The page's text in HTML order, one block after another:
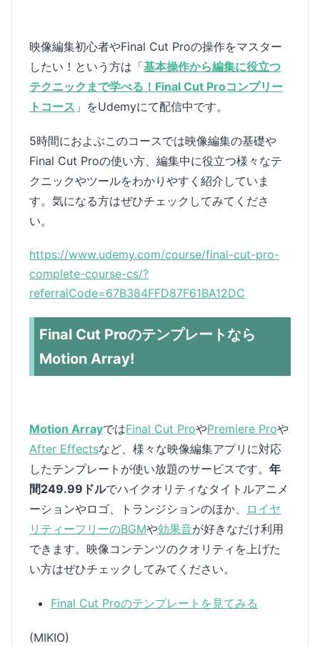
映像編集初心者やFinal Cut Proの操作をマスター
したい！という方は「基本操作から編集に役立つ
テクニックまで学べる！Final Cut Proコンプリー
トコース 」をUdemyにて配信中です。
5時間におよぶこのコースでは映像編集の基礎や
Final Cut Proの使い方、編集中に役立つ様々なテ
クニックやツールをわかりやすく紹介していま
す。気になる方はぜひチェックしてみてくださ
い。
https://www.udemy.com/course/final-cut-pro-
complete-course-cs/?
referralCode=67B384FFD87F61BA12DC
Final Cut Proのテンプレートなら
Motion Array!
Motion ArrayではFinal Cut ProやPremiere Proや
After Effectsなど、様々な映像編集アプリに対応
したテンプレートが使い放題のサービスです。 年
間249.99ドルでハイクオリティなタイトルアニメ
ーションやロゴ、トランジションのほか、
ロイヤ
リティーフリーのBGMや効果音が好きなだけ利用
できます。映像コンテンツのクオリティを上げた
い方はぜひチェックしてみてください。
Final Cut Proのテンプレートを見てみる
(MIKIO)